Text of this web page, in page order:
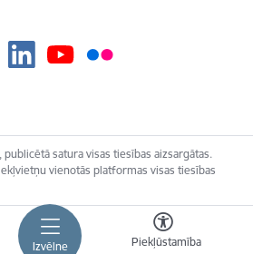
Izvēlne Piekļūstamība
satura visas tiesības aizsargātas.
vienotās platformas visas tiesības